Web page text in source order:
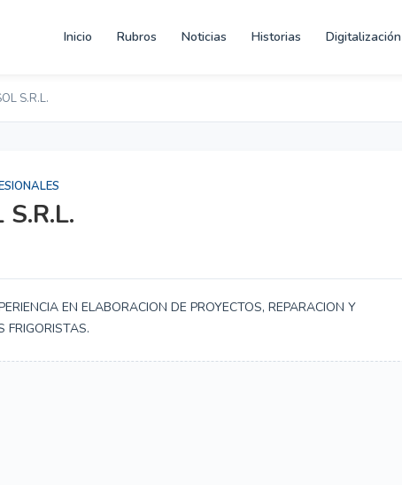
Inicio Rubros Noticias Historias Digitalización
S.R.L.
S.R.L.
EN ELABORACION DE PROYECTOS, REPARACION Y
FRIGORISTAS.